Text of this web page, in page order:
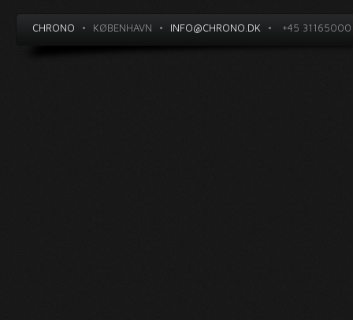
CHRONO • KØBENHAVN • INFO@CHRONO.DK • +45 31165000